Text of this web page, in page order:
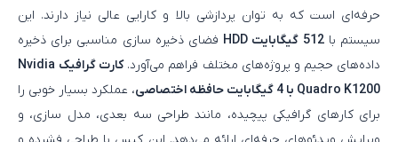
حرفه‌ای است که به توان پردازشی بالا و کارایی عالی نیاز دارند. این
سیستم با512 گیگابایت HDD
فضای ذخیره‌ سازی مناسبی برای ذخیره
داده‌های حجیم و پروژه‌های مختلف فراهم می‌آورد.کارت گرافیک Nvidia
Quadro K1200 با 4 گیگابایت حافظه اختصاصی
، عملکرد بسیار خوبی را
برای کارهای گرافیکی پیچیده، مانند طراحی سه‌ بعدی، مدل‌ سازی، و